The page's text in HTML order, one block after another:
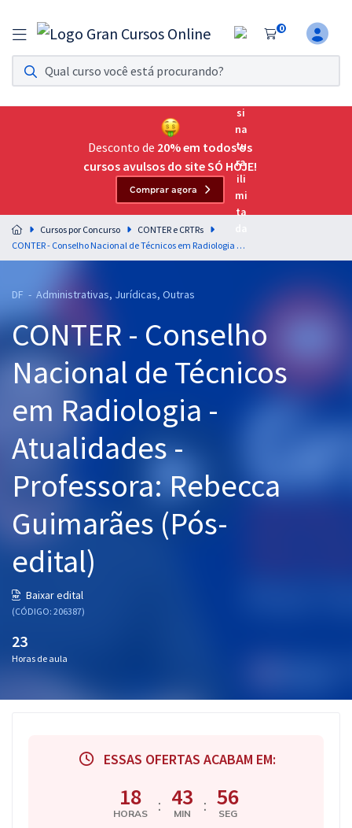
0
Assinatura Ilimitada 11
Acesso a todos os cursos. Teste grátis por 7 dias!
Assinatura OAB Até Passar
Acesso ilimitado a toda preparação para o Exame da
Residências Multiprofissionais
Preparação completa e intensiva para as principais
residências em saúde do Brasil
Cursos 20% OFF
Pós
Graduação
OAB
Mentorias
Questões grátis
Conteúdo gratuito
Aprovados
Desconto de 20% em todos os
cursos avulsos do site SÓ HOJE!
Comprar agora
Cursos por Concurso
CONTER e CRTRs
CONTER - Conselho Nacional de Técnicos em Radiologia - Atualidades - Professora: Rebecca Guimarães (Pós-edital)
DF - Administrativas, Jurídicas, Outras
CONTER - Conselho
Nacional de Técnicos
em Radiologia -
Atualidades -
Professora: Rebecca
Guimarães (Pós-
edital)
Baixar edital
(CÓDIGO: 206387)
23
Horas de aula
ESSAS OFERTAS ACABAM EM:
18
HORAS : 43
MIN : 55
SEG